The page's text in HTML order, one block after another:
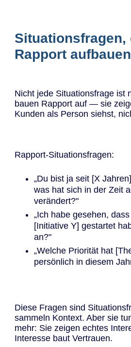
Situationsfragen,
Rapport aufbauen
Nicht jede Situationsfrage ist
bauen Rapport auf — sie
Kunden als Person siehst,
Rapport-Situationsfragen:
„Du bist ja seit [X
was hat sich in der Zeit
verändert?"
„Ich habe gesehen,
[Initiative Y] gestartet
an?"
„Welche Priorität hat
persönlich in diesem
Diese Fragen sind
sammeln Kontext. Aber sie
mehr: Sie zeigen echtes
Interesse baut Vertrauen.